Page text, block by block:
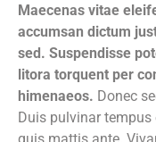
Maecenas vitae
accumsan dictum
sed. Suspendisse
litora torquent per
himenaeos. Donec
Duis pulvinar